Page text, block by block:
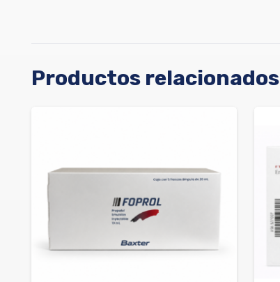
Productos relacionados